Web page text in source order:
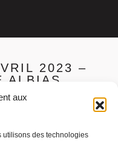
aux
utilisons des technologies
2023 –
ALBIAS